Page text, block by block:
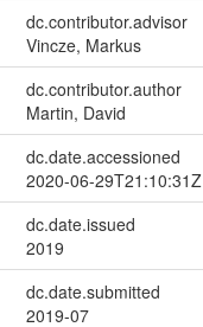
dc.contributor.advisor
Vincze, Markus
dc.contributor.author
Martin, David
dc.date.accessioned
2020-06-29T21:10:31Z
dc.date.issued
2019
dc.date.submitted
2019-07